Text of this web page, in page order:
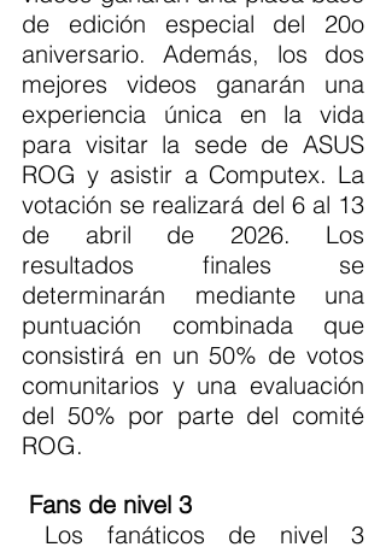
de edición especial del 20o
aniversario. Además, los dos
mejores videos ganarán una
experiencia única en la vida
para visitar la sede de ASUS
ROG y asistir a Computex. La
votación se realizará del 6 al 13
de abril de 2026. Los
resultados finales se
determinarán mediante una
puntuación combinada que
consistirá en un 50% de votos
comunitarios y una evaluación
del 50% por parte del comité
ROG.
Fans de nivel 3